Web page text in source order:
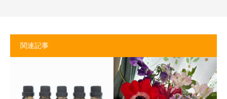
関連記事